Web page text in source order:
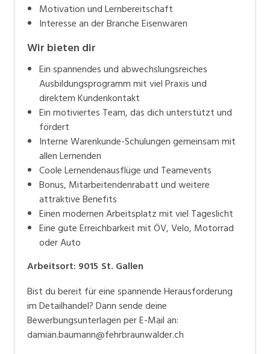
Motivation und Lernbereitschaft
Interesse an der Branche Eisenwaren
Wir bieten dir
Ein spannendes und abwechslungsreiches
Ausbildungsprogramm mit viel Praxis und
direktem Kundenkontakt
Ein motiviertes Team, das dich unterstützt und
fördert
Interne Warenkunde-Schulungen gemeinsam mit
allen Lernenden
Coole Lernendenausflüge und Teamevents
Bonus, Mitarbeitendenrabatt und weitere
attraktive Benefits
Einen modernen Arbeitsplatz mit viel Tageslicht
Eine gute Erreichbarkeit mit ÖV, Velo, Motorrad
oder Auto
Arbeitsort: 9015 St. Gallen
Bist du bereit für eine spannende Herausforderung
im Detailhandel? Dann sende deine
Bewerbungsunterlagen per E-Mail an:
damian.baumann@fehrbraunwalder.ch